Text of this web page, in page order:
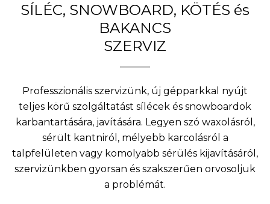
SÍLÉC, SNOWBOARD, KÖTÉS és
BAKANCS
SZERVIZ
Professzionális szervizünk, új gépparkkal nyújt
teljes körű szolgáltatást sílécek és snowboardok
karbantartására, javítására. Legyen szó waxolásról,
sérült kantniról, mélyebb karcolásról a
talpfelületen vagy komolyabb sérülés kijavításáról,
szervizünkben gyorsan és szakszerűen orvosoljuk
a problémát.